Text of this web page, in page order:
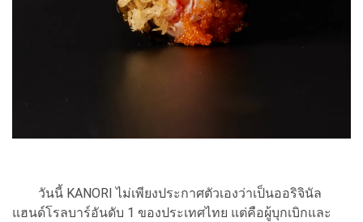
วันนี้ KANORI ไม่เพียงประกาศตัวเองว่าเป็นออริจินัล
แฮนด์โรลบาร์อันดับ 1 ของประเทศไทย แต่คือผู้บุกเบิกและ